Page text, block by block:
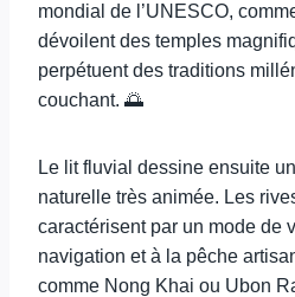
mondial de l’UNESCO,
dévoilent des temples
perpétuent des traditions
couchant. 🌅
Le lit fluvial dessine ensuite
naturelle très animée. Les
caractérisent par un mode de
navigation et à la pêche
comme Nong Khai ou Ubon